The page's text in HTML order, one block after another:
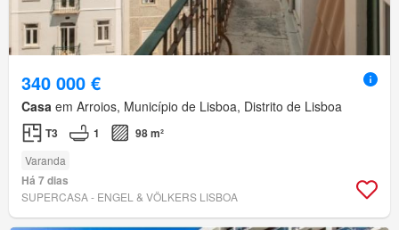
340 000 €
Casa em Arroios, Município de Lisboa, Distrito de Lisboa
T3 1 98 m²
Varanda
Há 7 dias
SUPERCASA - ENGEL & VÖLKERS LISBOA